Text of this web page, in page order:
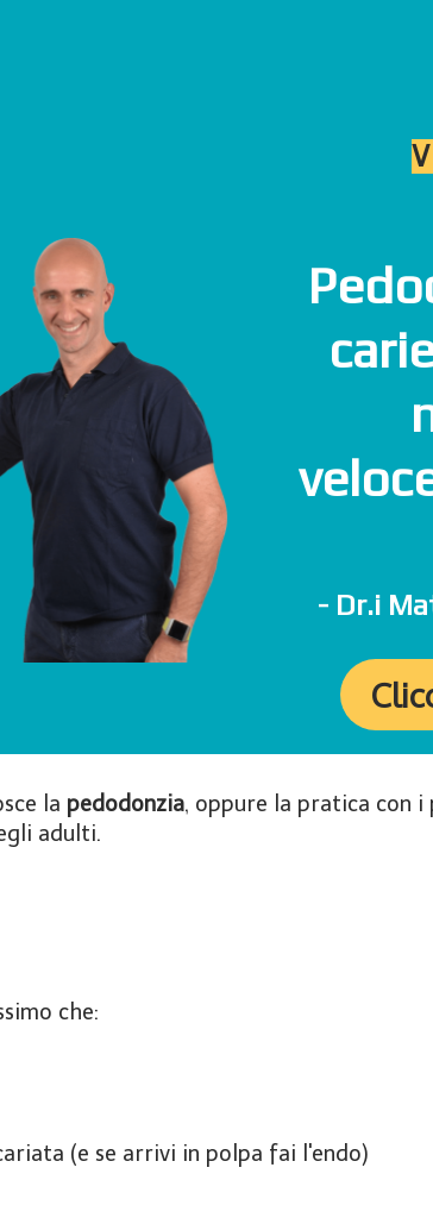
- Dr.i
la pedodonzia, oppure la pratica con
adulti.
che:
(e se arrivi in polpa fai l'endo)